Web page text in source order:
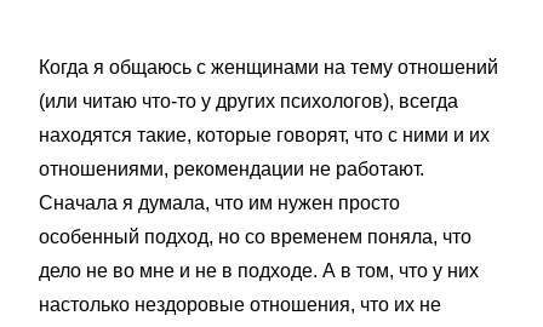
Когда я общаюсь с женщинами на тему отношений
(или читаю что-то у других психологов), всегда
находятся такие, которые говорят, что с ними и их
отношениями, рекомендации не работают.
Сначала я думала, что им нужен просто
особенный подход, но со временем поняла, что
дело не во мне и не в подходе. А в том, что у них
настолько нездоровые отношения, что их не